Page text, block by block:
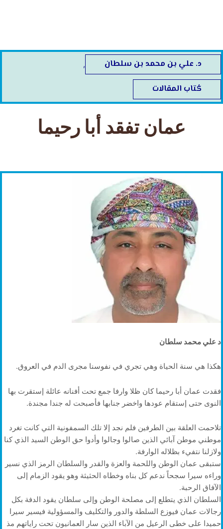
د. علي بن محمد بن سلطان ,
كُتاب المقالات
عمان تفقد أبا رحيما
د علي محمد سلطان
هكذا هي سنة الحياة وهي تجري في نفوسنا مجرى الدم في العروق.
فقدت عمان أبا رحيما كان ظلا وارفا جمع تحت أفنانه عائلة إستقرت بها
النوى حتى إستقام عودها واخضر جنابها فأصبحت له جندا مجندة.
تلاحمت العلقة بين الطرفين فلم نجد إلا تلك السمفونية التي كانت تغرد
موطني موطن آبائي الذين صالوا وجالوا وأدوا حق الوطن السيد الذي كنا
ولازلنا نتفيء بظلاله الوارفة.
ستبقى عمان الوطن واللحمة والعزة والقدر والسلطان الرمز الذي نسير
وراءه سيرا سجحاً ندعم كل بناه وخطاه الحثيثة وهو يقود الزمام إلى
الآفاق الرحبة.
السلطان الذي يتطلع إلى مصلحة الوطن وإلى سلطان يقود الدفة بكل
رجالات عمان فيوزع السلطة والدور والتكليف والمسؤولية فيسير سيرا
حميدا على خطى الرعيل من الآباء الذين سار العمانيون تحت راياتهم مذ